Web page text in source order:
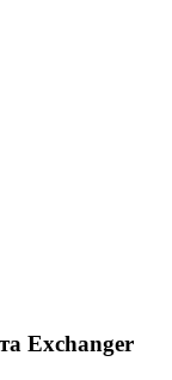
Exchanger